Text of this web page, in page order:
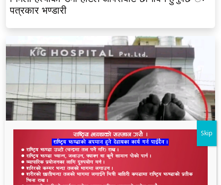
पत्रकार भण्डारी
धनगढीको के जी अस्पतालमा मृत्यु प्रकरण: २२ लाखमा
केस रफादफा
Skip